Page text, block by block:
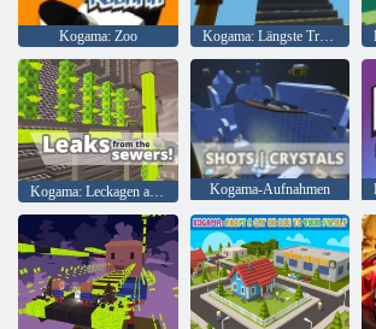
Kogama: Zoo Kogama: Längste Treppe
Kogama-Aufnahmen